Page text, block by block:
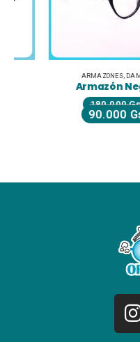
ARMAZONES,DAMAS
Armazón Negro
180.000Gs
90.000Gs